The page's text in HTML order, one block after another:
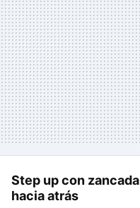
Step up con zancada
hacia atrás